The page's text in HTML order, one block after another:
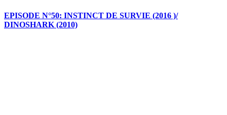
EPISODE N°50: INSTINCT DE SURVIE (2016 )/
DINOSHARK (2010)